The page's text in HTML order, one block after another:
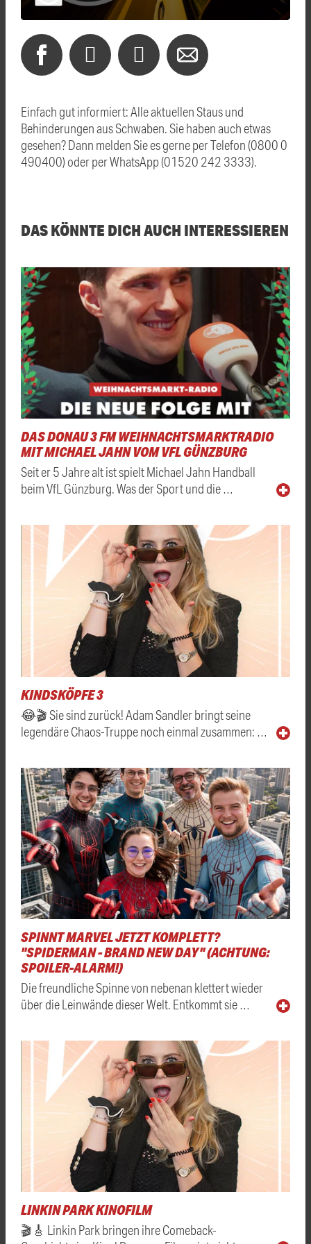
Einfach gut informiert: Alle aktuellen Staus und
Behinderungen aus Schwaben. Sie haben auch etwas
gesehen? Dann melden Sie es gerne per Telefon (0800 0
490400) oder per WhatsApp (01520 242 3333).
DAS KÖNNTE DICH AUCH INTERESSIEREN
DAS DONAU 3 FM WEIHNACHTSMARKTRADIO
MIT MICHAEL JAHN VOM VFL GÜNZBURG
Seit er 5 Jahre alt ist spielt Michael Jahn Handball
beim VfL Günzburg. Was der Sport und die …
KINDSKÖPFE 3
😂🎬 Sie sind zurück! Adam Sandler bringt seine
legendäre Chaos-Truppe noch einmal zusammen: …
SPINNT MARVEL JETZT KOMPLETT?
"SPIDERMAN - BRAND NEW DAY" (ACHTUNG:
SPOILER-ALARM!)
Die freundliche Spinne von nebenan klettert wieder
über die Leinwände dieser Welt. Entkommt sie …
LINKIN PARK KINOFILM
🎬🎸 Linkin Park bringen ihre Comeback-